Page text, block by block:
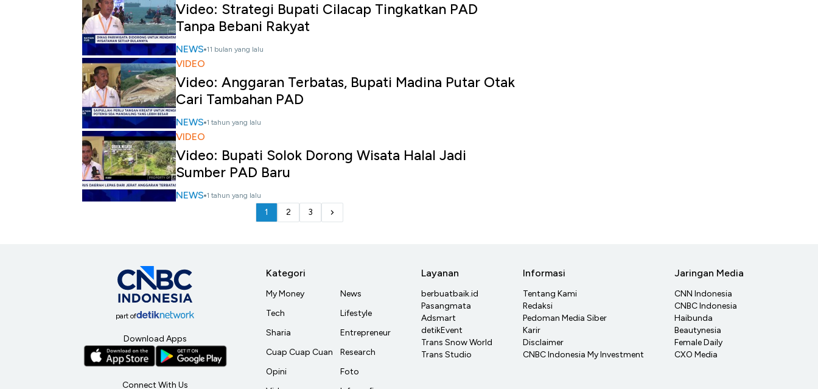
Video: Strategi Bupati Cilacap Tingkatkan PAD
Tanpa Bebani Rakyat
NEWS 11 bulan yang lalu
VIDEO
Video: Anggaran Terbatas, Bupati Madina Putar Otak
Cari Tambahan PAD
NEWS 1 tahun yang lalu
VIDEO
Video: Bupati Solok Dorong Wisata Halal Jadi
Sumber PAD Baru
NEWS 1 tahun yang lalu
1 2 3
part of
Download Apps
Connect With Us
Kategori
My Money
Tech
Sharia
Cuap Cuap Cuan
Opini
News
Lifestyle
Entrepreneur
Research
Foto
Layanan
berbuatbaik.id
Pasangmata
Adsmart
detikEvent
Trans Snow World
Trans Studio
Informasi
Tentang Kami
Redaksi
Pedoman Media Siber
Karir
Disclaimer
CNBC Indonesia My Investment
Jaringan Media
CNN Indonesia
CNBC Indonesia
Haibunda
Beautynesia
Female Daily
CXO Media